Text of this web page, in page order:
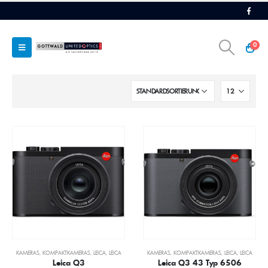
0
KAMERAS KOMPAKTKAMERAS LEICA, LEICA
Leica Q3
KAMERAS KOMPAKTKAMERAS LEICA, LEICA
Leica Q3 43 Typ 6506